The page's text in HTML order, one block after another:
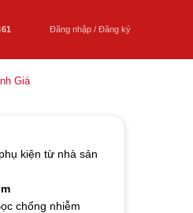
Đăng nhập / Đăng ký
Giá
kiện từ nhà sản
chống nhiễm